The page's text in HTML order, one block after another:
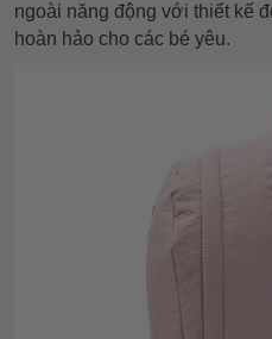
ngoài năng động với thiết kế
hoàn hảo cho các bé yêu.